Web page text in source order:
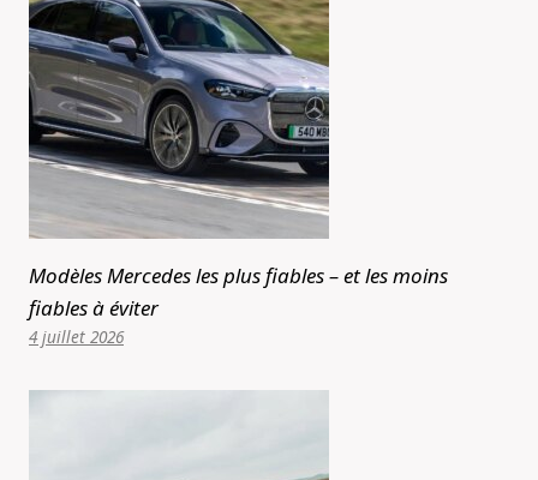
Modèles Mercedes les plus fiables – et les moins
fiables à éviter
4 juillet 2026